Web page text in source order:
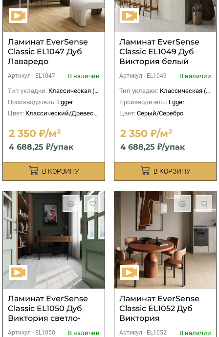
Ламинат EverSense
Classic EL1047 Дуб
Лаваредо
Артикул - EL1047
В наличии
Тип укладки: Классическая (прямая)
Производитель: Egger
Цвет: Классический/Древесный
2 350 ₽/м²
4 688,25 ₽/упак
В КОРЗИНУ
Ламинат EverSense
Classic EL1049 Дуб
Виктория белый
Артикул - EL1049
В наличии
Тип укладки: Классическая (прямая)
Производитель: Egger
Цвет: Серый/Серебро
2 350 ₽/м²
4 688,25 ₽/упак
В КОРЗИНУ
Ламинат EverSense
Classic EL1050 Дуб
Виктория светло-
серый
Артикул - EL1050
В наличии
Ламинат EverSense
Classic EL1052 Дуб
Виктория
натуральный
Артикул - EL1052
В наличии